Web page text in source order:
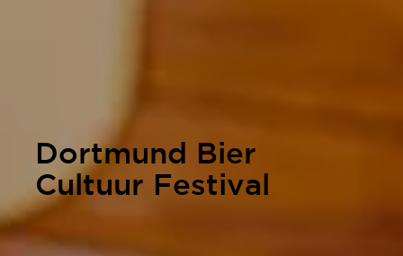
Dortmund Bier
Cultuur Festival